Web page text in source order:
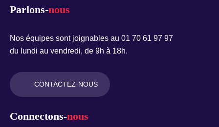
Parlons-nous
Nos équipes sont joignables au 01 70 61 97 97
du lundi au vendredi, de 9h à 18h.
CONTACTEZ-NOUS
Connectons-nous